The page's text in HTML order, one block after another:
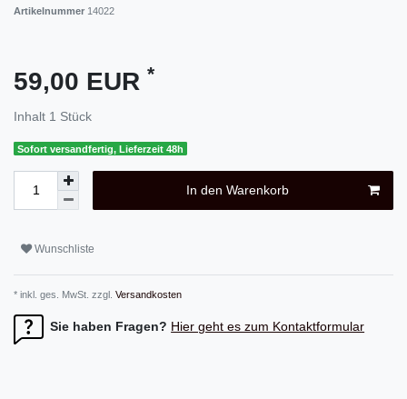
Artikelnummer 14022
59,00 EUR *
Inhalt 1 Stück
Sofort versandfertig, Lieferzeit 48h
In den Warenkorb
Wunschliste
* inkl. ges. MwSt. zzgl. Versandkosten
Sie haben Fragen? Hier geht es zum Kontaktformular